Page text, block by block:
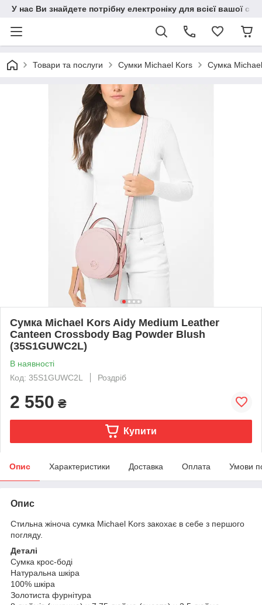
У нас Ви знайдете потрібну електроніку для всієї вашої
Товари та послуги Сумки Michael Kors Сумка
Сумка Michael Kors Aidy Medium Leather
Canteen Crossbody Bag Powder Blush
(35S1GUWC2L)
В наявності
Код: 35S1GUWC2L
Роздріб
2 550 ₴
Купити
Опис Характеристики Доставка Оплата Умови
Опис
Стильна жіноча сумка Michael Kors закохає в себе з першого
погляду.
Деталі
Сумка крос-боді
Натуральна шкіра
100% шкіра
Золотиста фурнітура